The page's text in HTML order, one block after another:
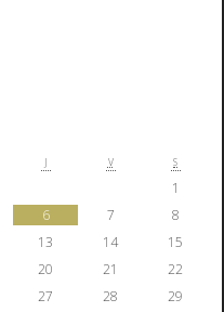
J V S
1
6 7
8
13 14
15
20 21
22
27 28
29